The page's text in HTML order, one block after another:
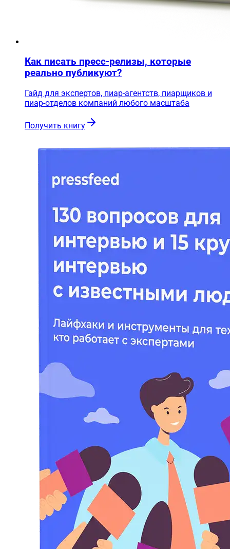
Как писать пресс-релизы, которые
реально публикуют?
Гайд для экспертов, пиар-агентств, пиарщиков и
пиар-отделов компаний любого масштаба
Получить книгу